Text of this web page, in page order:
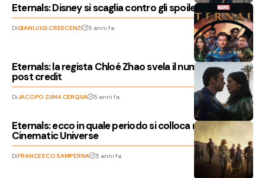
Eternals: Disney si scaglia contro gli spoiler
DiGIANLUIGI CRESCENZI 5 anni fa
Eternals: la regista Chloé Zhao svela il numero di scene
post credit
DiJACOPO ZUMA CERQUA 5 anni fa
Eternals: ecco in quale periodo si colloca nel Marvel
Cinematic Universe
DiFRANCESCO SAMPERNA 5 anni fa